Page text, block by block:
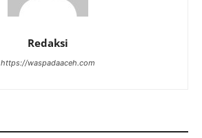
Redaksi
https://waspadaaceh.com